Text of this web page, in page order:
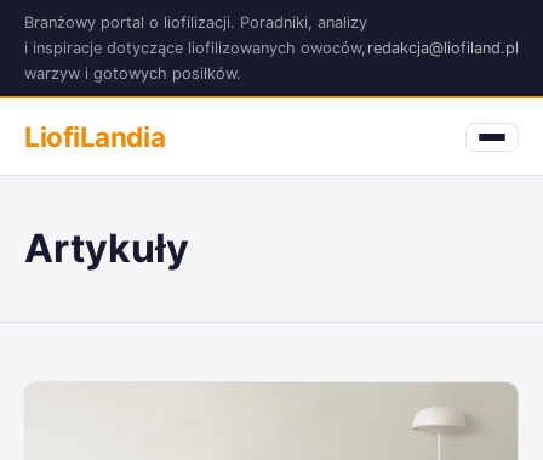
Branżowy portal o liofilizacji. Poradniki, analizy
i inspiracje dotyczące liofilizowanych owoców,
warzyw i gotowych posiłków.
redakcja@liofiland.pl
LiofiLandia
Artykuły